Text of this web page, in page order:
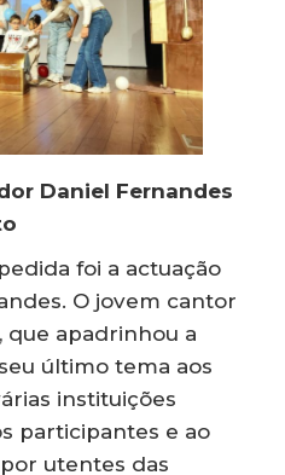
Daniel Fernandes
foi a actuação
O jovem cantor
apadrinhou a
último tema aos
instituições
participantes e ao
utentes das